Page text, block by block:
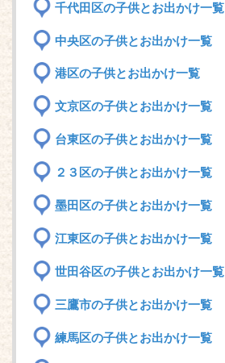
千代田区の子供とお出かけ一覧
中央区の子供とお出かけ一覧
港区の子供とお出かけ一覧
文京区の子供とお出かけ一覧
台東区の子供とお出かけ一覧
２３区の子供とお出かけ一覧
墨田区の子供とお出かけ一覧
江東区の子供とお出かけ一覧
世田谷区の子供とお出かけ一覧
三鷹市の子供とお出かけ一覧
練馬区の子供とお出かけ一覧